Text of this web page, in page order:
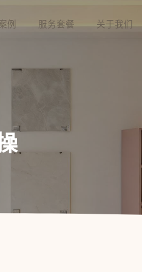
例 服务套餐 关于我们